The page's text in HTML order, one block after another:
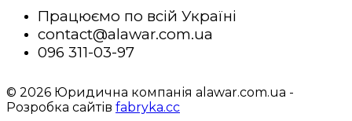
Працюємо по всій Україні
contact@alawar.com.ua
096 311-03-97
© 2026 Юридична компанія alawar.com.ua -
Розробка сайтів fabryka.cc